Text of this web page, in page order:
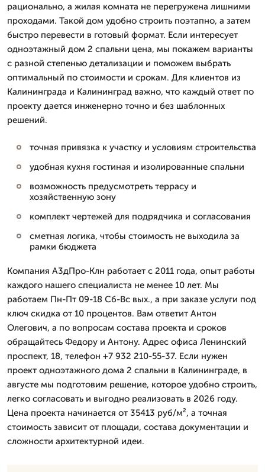
рационально, а жилая комната не перегружена лишними
проходами. Такой дом удобно строить поэтапно, а затем
быстро перевести в готовый формат. Если интересует
одноэтажный дом 2 спальни цена, мы покажем варианты
с разной степенью детализации и поможем выбрать
оптимальный по стоимости и срокам. Для клиентов из
Калининграда и Калининград важно, что каждый ответ по
проекту дается инженерно точно и без шаблонных
решений.
точная привязка к участку и условиям строительства
удобная кухня гостиная и изолированные спальни
возможность предусмотреть террасу и
хозяйственную зону
комплект чертежей для подрядчика и согласования
сметная логика, чтобы стоимость не выходила за
рамки бюджета
Компания А3дПро-Клн работает с 2011 года, опыт работы
каждого нашего специалиста не менее 10 лет. Мы
работаем Пн-Пт 09-18 Сб-Вс вых., а при заказе услуги под
ключ скидка от 10 процентов. Вам ответит Антон
Олегович, а по вопросам состава проекта и сроков
обращайтесь Федору и Антону. Адрес офиса Ленинский
проспект, 18, телефон +7 932 210-55-37. Если нужен
проект одноэтажного дома 2 спальни в Калининграде, в
августе мы подготовим решение, которое удобно строить,
легко согласовать и выгодно реализовать в 2026 году.
Цена проекта начинается от 35413 руб/м², а точная
стоимость зависит от площади, состава документации и
сложности архитектурной идеи.